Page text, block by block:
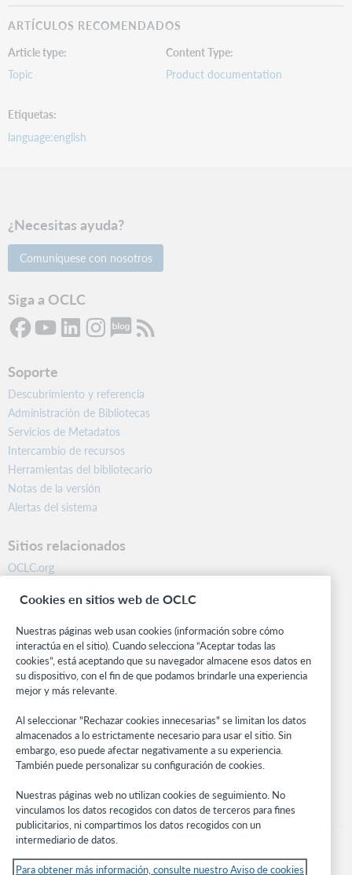
ARTÍCULOS RECOMENDADOS
Article type
Topic
Content Type
Product documentation
Etiquetas
language:english
¿Necesitas ayuda?
Comuníquese con nosotros
Siga a OCLC
Soporte
Descubrimiento y referencia
Administración de Bibliotecas
Servicios de Metadatos
Intercambio de recursos
Herramientas del bibliotecario
Notas de la versión
Alertas del sistema
Sitios relacionados
OCLC.org
Centro comunitario
Investigación
WebJunction
Red de desarrolladores
Manténgase al día
Obtenga las últimas novedades de los productos, estudios de
investigación, eventos y mucho más – directo a su bandeja de
entrada.
Suscríbase ahora
Cookies en sitios web de OCLC
Nuestras páginas web usan cookies (información sobre cómo
interactúa en el sitio). Cuando selecciona “Aceptar todas las
cookies”, está aceptando que su navegador almacene esos datos en
su dispositivo, con el fin de que podamos brindarle una experiencia
mejor y más relevante.
Al seleccionar "Rechazar cookies innecesarias" se limitan los datos
almacenados a lo estrictamente necesario para usar el sitio. Sin
embargo, eso puede afectar negativamente a su experiencia.
También puede personalizar su configuración de cookies.
Nuestras páginas web no utilizan cookies de seguimiento. No
vinculamos los datos recogidos con datos de terceros para fines
publicitarios, ni compartimos los datos recogidos con un
intermediario de datos.
Para obtener más información, consulte nuestro Aviso de cookies